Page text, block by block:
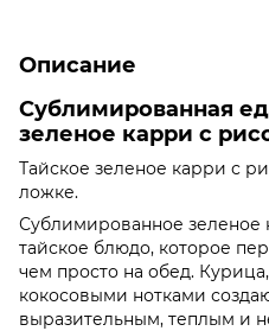
Описание
Сублимированная
зеленое карри с
Тайское зеленое карри с
ложке.
Сублимированное
тайское блюдо, которое
чем просто на обед.
кокосовыми нотками
выразительным, теплым и